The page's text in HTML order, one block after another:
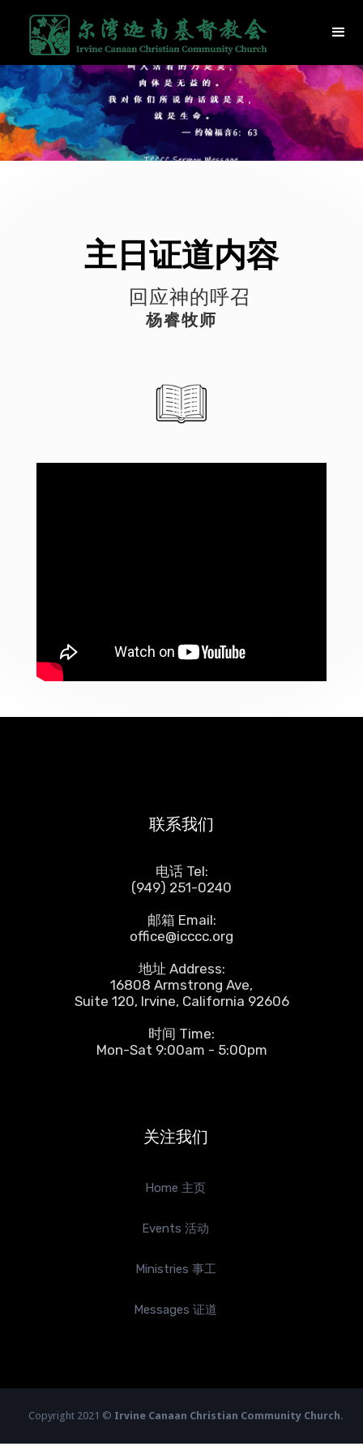
主日证道内容
回应神的呼召
杨睿牧师
联系我们
电话 Tel:
(949) 251-0240
邮箱 Email:
office@icccc.org
地址 Address:
16808 Armstrong Ave,
Suite 120, Irvine, California 92606
时间 Time:
Mon-Sat 9:00am - 5:00pm
关注我们
Home 主页
Events 活动
Ministries 事工
Messages 证道
Copyright 2021 © Irvine Canaan Christian Community Church.